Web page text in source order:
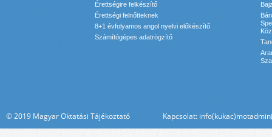
Érettségire felkészítő
Érettségi felnőtteknek
8+1 évfolyamos angol nyelvi előkészítő
Számítógépes adatrögzítő
© 2019 Magyar Oktatási Tájékoztató Kapcsolat: